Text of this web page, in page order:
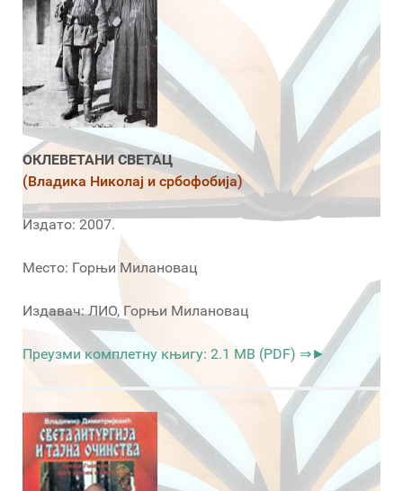
ОКЛЕВЕТАНИ СВЕТАЦ
(Владика Николај и србофобија)
Издато: 2007.
Место: Горњи Милановац
Издавач: ЛИО, Горњи Милановац
Преузми комплетну књигу: 2.1 MB (PDF) ⇒►